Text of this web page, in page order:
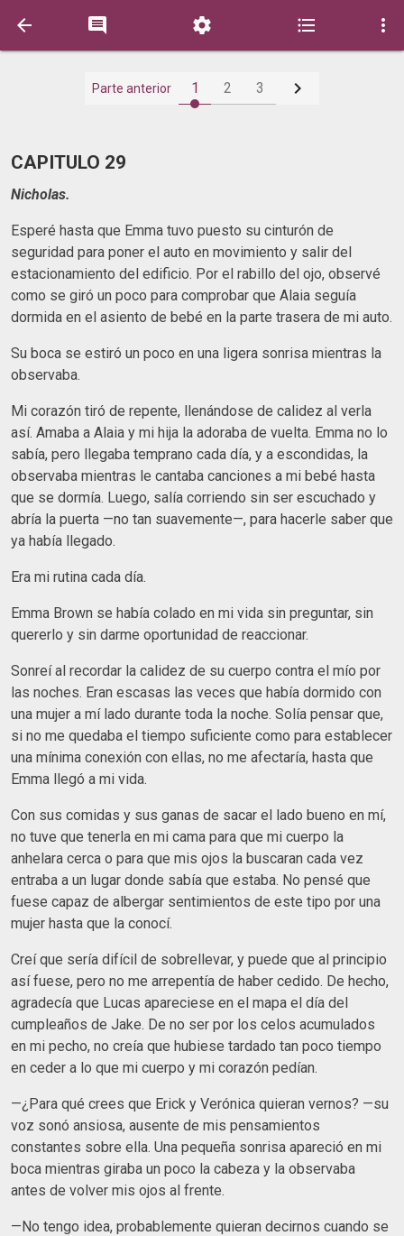
    
Parte anterior 1 2 3 
CAPITULO 29
Nicholas.
Esperé hasta que Emma tuvo puesto su cinturón de
seguridad para poner el auto en movimiento y salir del
estacionamiento del edificio. Por el rabillo del ojo, observé
como se giró un poco para comprobar que Alaia seguía
dormida en el asiento de bebé en la parte trasera de mi auto.
Su boca se estiró un poco en una ligera sonrisa mientras la
observaba.
Mi corazón tiró de repente, llenándose de calidez al verla
así. Amaba a Alaia y mi hija la adoraba de vuelta. Emma no lo
sabía, pero llegaba temprano cada día, y a escondidas, la
observaba mientras le cantaba canciones a mi bebé hasta
que se dormía. Luego, salía corriendo sin ser escuchado y
abría la puerta —no tan suavemente—, para hacerle saber que
ya había llegado.
Era mi rutina cada día.
Emma Brown se había colado en mi vida sin preguntar, sin
quererlo y sin darme oportunidad de reaccionar.
Sonreí al recordar la calidez de su cuerpo contra el mío por
las noches. Eran escasas las veces que había dormido con
una mujer a mí lado durante toda la noche. Solía pensar que,
si no me quedaba el tiempo suficiente como para establecer
una mínima conexión con ellas, no me afectaría, hasta que
Emma llegó a mi vida.
Con sus comidas y sus ganas de sacar el lado bueno en mí,
no tuve que tenerla en mi cama para que mi cuerpo la
anhelara cerca o para que mis ojos la buscaran cada vez
entraba a un lugar donde sabía que estaba. No pensé que
fuese capaz de albergar sentimientos de este tipo por una
mujer hasta que la conocí.
Creí que sería difícil de sobrellevar, y puede que al principio
así fuese, pero no me arrepentía de haber cedido. De hecho,
agradecía que Lucas apareciese en el mapa el día del
cumpleaños de Jake. De no ser por los celos acumulados
en mi pecho, no creía que hubiese tardado tan poco tiempo
en ceder a lo que mi cuerpo y mi corazón pedían.
—¿Para qué crees que Erick y Verónica quieran vernos? —su
voz sonó ansiosa, ausente de mis pensamientos
constantes sobre ella. Una pequeña sonrisa apareció en mi
boca mientras giraba un poco la cabeza y la observaba
antes de volver mis ojos al frente.
—No tengo idea, probablemente quieran decirnos cuando se